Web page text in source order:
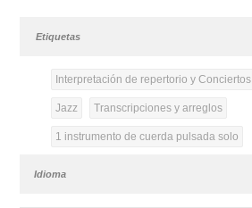
Etiquetas
Interpretación de repertorio y Conciertos
Jazz Transcripciones y arreglos
1 instrumento de cuerda pulsada solo
Idioma